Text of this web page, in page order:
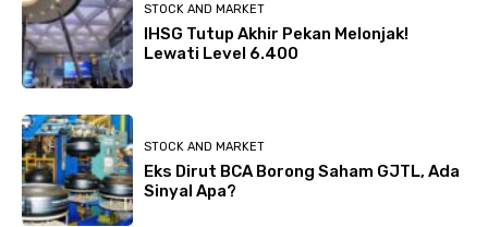
STOCK AND MARKET
IHSG Tutup Akhir Pekan Melonjak!
Lewati Level 6.400
STOCK AND MARKET
Eks Dirut BCA Borong Saham GJTL, Ada
Sinyal Apa?